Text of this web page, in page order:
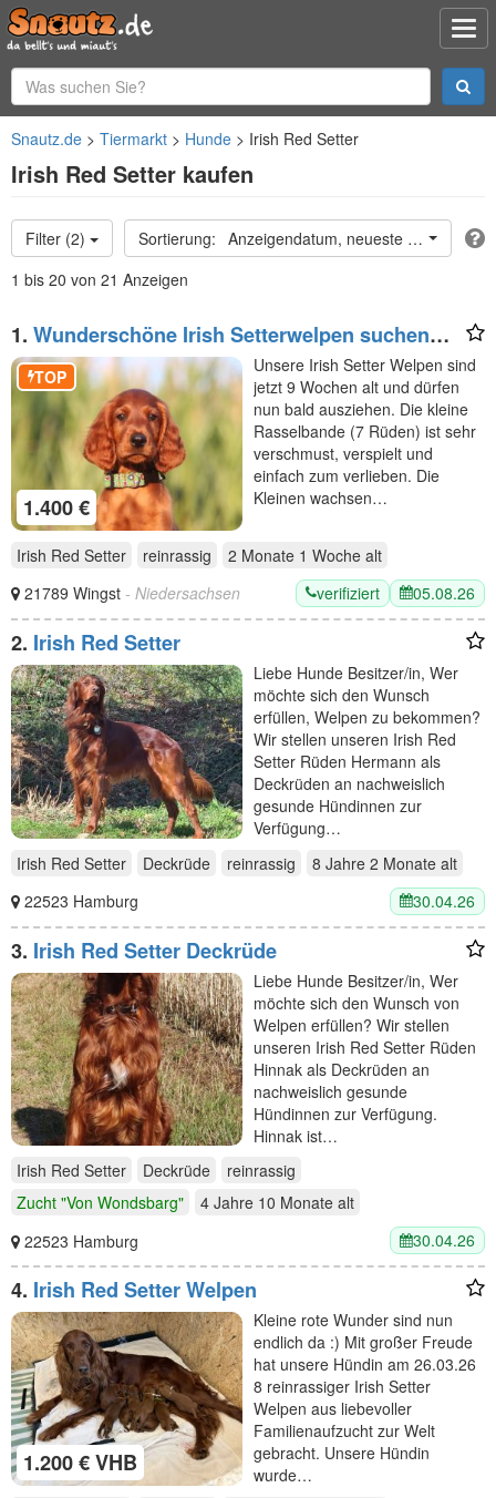
Snautz.de Tiermarkt Hunde Irish Red Setter
Irish Red Setter kaufen
Filter (2)
Anzeigendatum, neueste oben
1 bis 20 von 21 Anzeigen
1. Wunderschöne Irish Setterwelpen suchen
liebevolle Plätze
1.400 €
TOP
Unsere Irish Setter Welpen sind
jetzt 9 Wochen alt und dürfen
nun bald ausziehen. Die kleine
Rasselbande (7 Rüden) ist sehr
verschmust, verspielt und
einfach zum verlieben. Die
Kleinen wachsen…
Irish Red Setter reinrassig 2 Monate 1 Woche alt
21789 Wingst - Niedersachsen verifiziert 05.08.26
2. Irish Red Setter
Liebe Hunde Besitzer/in, Wer
möchte sich den Wunsch
erfüllen, Welpen zu bekommen?
Wir stellen unseren Irish Red
Setter Rüden Hermann als
Deckrüden an nachweislich
gesunde Hündinnen zur
Verfügung…
Irish Red Setter
Deckrüde reinrassig 8 Jahre 2 Monate alt
22523 Hamburg
30.04.26
3. Irish Red Setter Deckrüde
Liebe Hunde Besitzer/in, Wer
möchte sich den Wunsch von
Welpen erfüllen? Wir stellen
unseren Irish Red Setter Rüden
Hinnak als Deckrüden an
nachweislich gesunde
Hündinnen zur Verfügung.
Hinnak ist…
Irish Red Setter
Deckrüde
reinrassig
Zucht "Von Wondsbarg"
4 Jahre 10 Monate alt
22523 Hamburg
30.04.26
4. Irish Red Setter Welpen
1.200 € VHB
Kleine rote Wunder sind nun
endlich da :) Mit großer Freude
hat unsere Hündin am 26.03.26
8 reinrassiger Irish Setter
Welpen aus liebevoller
Familienaufzucht zur Welt
gebracht. Unsere Hündin
wurde…